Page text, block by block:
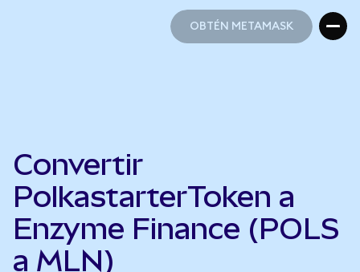
OBTÉN METAMASK
Convertir
PolkastarterToken a
Enzyme Finance (POLS
a MLN)